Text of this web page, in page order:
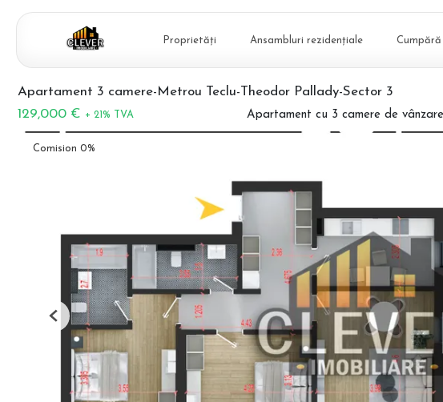
Proprietăți Ansambluri rezidențiale Cumpără
Apartament 3 camere-Metrou Teclu-Theodor Pallady-Sector 3
129,000 € + 21% TVA Apartament cu 3 camere de vânzare
Comision 0%
Previous